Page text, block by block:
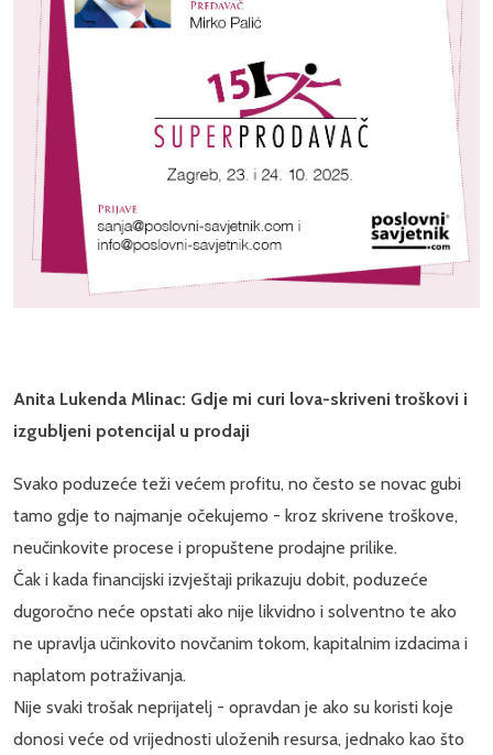
Anita Lukenda Mlinac: Gdje mi curi lova-skriveni troškovi i
izgubljeni potencijal u prodaji
Svako poduzeće teži većem profitu, no često se novac gubi
tamo gdje to najmanje očekujemo - kroz skrivene troškove,
neučinkovite procese i propuštene prodajne prilike.
Čak i kada financijski izvještaji prikazuju dobit, poduzeće
dugoročno neće opstati ako nije likvidno i solventno te ako
ne upravlja učinkovito novčanim tokom, kapitalnim izdacima i
naplatom potraživanja.
Nije svaki trošak neprijatelj - opravdan je ako su koristi koje
donosi veće od vrijednosti uloženih resursa, jednako kao što